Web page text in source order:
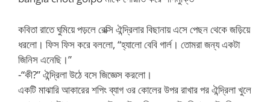
কবিতা রাতে ঘুমিয়ে পড়লে রেক্সি ঐন্দ্রিলার বিছানায় এসে পেছন থেকে জড়িয়ে
ধরলো। ফিস ফিস করে বললো, “হ্যালো বেবি গার্ল। তোমরা জন্য একটা
জিনিস এনেছি।”
-“কী?” ঐন্দ্রিলা উঠে বসে জিজ্ঞেস করলো।
একটি মাঝারি আকারের শপিং ব্যাগ ওর কোলের উপর রাখার পর ঐন্দ্রিলা খুলে